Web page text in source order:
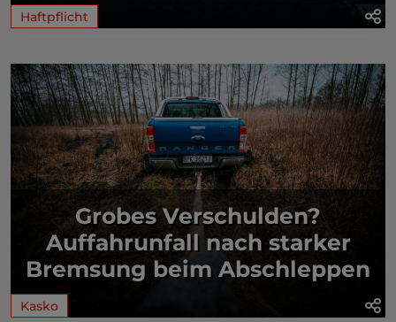
Haftpflicht
Grobes Verschulden?
Auffahrunfall nach starker
Bremsung beim Abschleppen
Kasko